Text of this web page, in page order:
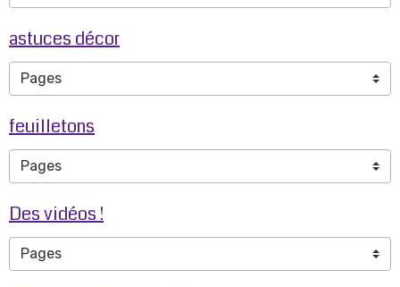
astuces décor
feuilletons
Des vidéos !